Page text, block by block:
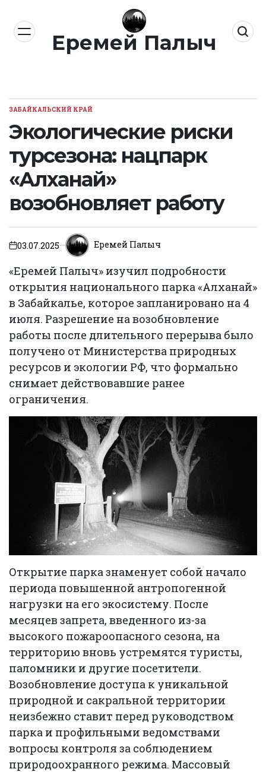
содержимомуЕремей Палыч
ОПУБЛИКОВАНО
ЗАБАЙКАЛЬСКИЙ КРАЙ
Экологические риски
турсезона: нацпарк
«Алханай»
возобновляет работу
on03.07.2025 Еремей Палыч
«Еремей Палыч» изучил подробности
открытия национального парка «Алханай»
в Забайкалье, которое запланировано на 4
июля. Разрешение на возобновление
работы после длительного перерыва было
получено от Министерства природных
ресурсов и экологии РФ, что формально
снимает действовавшие ранее
ограничения.
Открытие парка знаменует собой начало
периода повышенной антропогенной
нагрузки на его экосистему. После
месяцев запрета, введенного из-за
высокого пожароопасного сезона, на
территорию вновь устремятся туристы,
паломники и другие посетители.
Возобновление доступа к уникальной
природной и сакральной территории
неизбежно ставит перед руководством
парка и профильными ведомствами
вопросы контроля за соблюдением
природоохранного режима. Массовый